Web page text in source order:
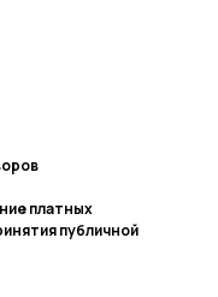
платных
публичной